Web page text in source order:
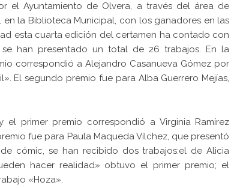
el Ayuntamiento de Olvera, a través del área de
la Biblioteca Municipal, con los ganadores en las
esta cuarta edición del certamen ha contado con
han presentado un total de 26 trabajos. En la
correspondió a Alejandro Casanueva Gómez por
El segundo premio fue para Alba Guerrero Mejías,
primer premio correspondió a Virginia Ramírez
fue para Paula Maqueda Vílchez, que presentó
cómic, se han recibido dos trabajos:el de Alicia
hacer realidad» obtuvo el primer premio; el
«Hoza».